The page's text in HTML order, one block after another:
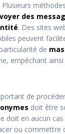
Plusieurs
des
. Des sites
peuvent
de
empêchant
de
doit être
doit en aucun
ou commettre